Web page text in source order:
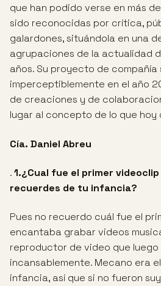
que han podido verse en más
sido reconocidas por crítica,
galardones, situándola en una
agrupaciones de la actualidad
años. Su proyecto de compañía
imperceptiblemente en el año
de creaciones y de
lugar al concepto de lo que hoy
Cía. Daniel Abreu
.1.¿Cual fue el primer
recuerdes de tu infancia?
Pues no recuerdo cuál fue el
encantaba grabar videos
reproductor de video que luego
incansablemente. Mecano era
infancia, así que si no fueron